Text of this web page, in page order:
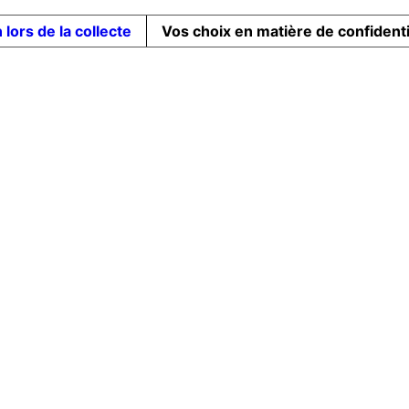
lors de la collecte Vos choix en matière de